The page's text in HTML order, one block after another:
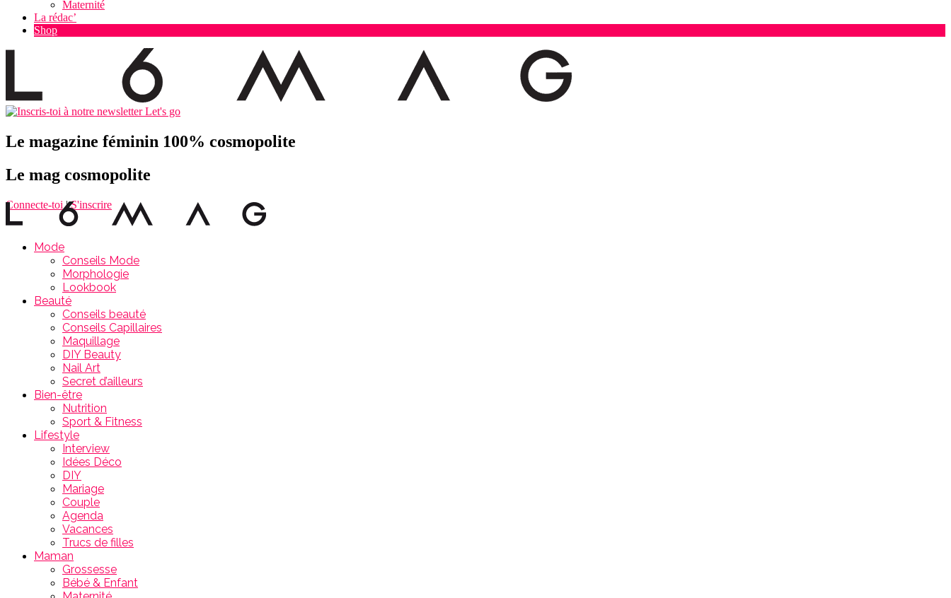
Maternité
La rédac’
Shop
Let's go
Le magazine féminin 100% cosmopolite
Le mag cosmopolite
Connecte-toi|S'inscrire
Mode
Conseils Mode
Morphologie
Lookbook
Beauté
Conseils beauté
Conseils Capillaires
Maquillage
DIY Beauty
Nail Art
Secret d’ailleurs
Bien-être
Nutrition
Sport & Fitness
Lifestyle
Interview
Idées Déco
DIY
Mariage
Couple
Agenda
Vacances
Trucs de filles
Maman
Grossesse
Bébé & Enfant